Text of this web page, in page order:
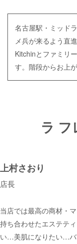
名古屋駅・ミッド
メ兵が来るよう直
Kitchinとファミリ
す。階段からお上
ラ
上村さおり
店長
当店では最高の商材・
持ち合わせたエステテ
い…美肌になりたい…